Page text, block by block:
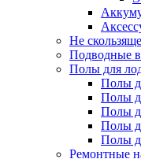
Не
Подводные
Полы для
Полы
Полы
Полы
Полы
Полы
Ремонтные